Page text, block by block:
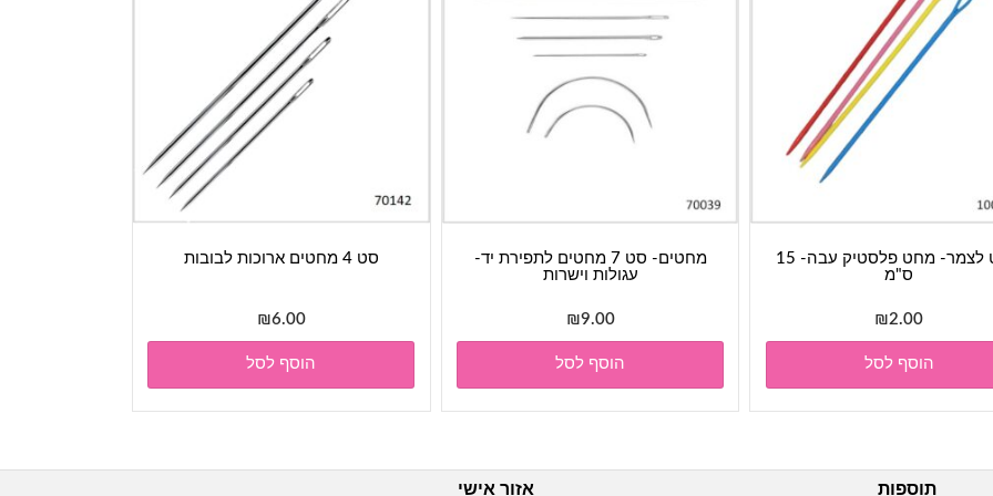
סט 4 מחטים ארוכות לבובות
₪6.00
הוסף לסל
מחטים- סט 7 מחטים לתפירת יד-
עגולות וישרות
₪9.00
הוסף לסל
מחט לצמר- מחט פלסטיק עבה- 15
ס"מ
₪2.00
הוסף לסל
תוספות אזור אישי